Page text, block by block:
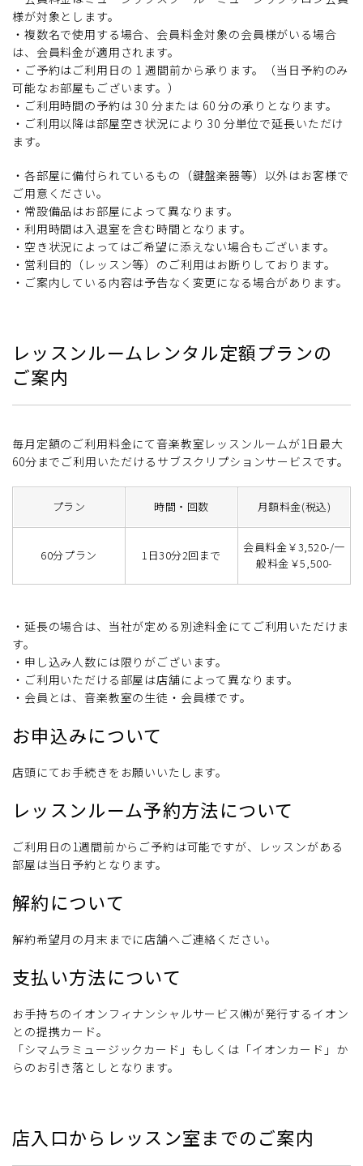
様が対象とします。
・複数名で使用する場合、会員料金対象の会員様がいる場合
は、会員料金が適用されます。
・ご予約はご利用日の 1 週間前から承ります。（当日予約のみ
可能なお部屋もございます。）
・ご利用時間の予約は 30 分または 60 分の承りとなります。
・ご利用以降は部屋空き状況により 30 分単位で延長いただけ
ます。
・各部屋に備付られているもの（鍵盤楽器等）以外はお客様で
ご用意ください。
・常設備品はお部屋によって異なります。
・利用時間は入退室を含む時間となります。
・空き状況によってはご希望に添えない場合もございます。
・営利目的（レッスン等）のご利用はお断りしております。
・ご案内している内容は予告なく変更になる場合があります。
レッスンルームレンタル定額プランの
ご案内
毎月定額のご利用料金にて音楽教室レッスンルームが1日最大
60分までご利用いただけるサブスクリプションサービスです。
プラン 時間・回数 月額料金(税込)
60分プラン 1日30分2回まで
会員料金￥3,520-/一
般料金￥5,500-
・延長の場合は、当社が定める別途料金にてご利用いただけま
す。
・申し込み人数には限りがございます。
・ご利用いただける部屋は店舗によって異なります。
・会員とは、音楽教室の生徒・会員様です。
お申込みについて
店頭にてお手続きをお願いいたします。
レッスンルーム予約方法について
ご利用日の1週間前からご予約は可能ですが、レッスンがある
部屋は当日予約となります。
解約について
解約希望月の月末までに店舗へご連絡ください。
支払い方法について
お手持ちのイオンフィナンシャルサービス㈱が発行するイオン
との提携カード。
「シマムラミュージックカード」もしくは「イオンカード」か
らのお引き落としとなります。
店入口からレッスン室までのご案内